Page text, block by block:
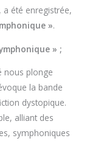
, a été enregistrée,
».
» ;
nous plonge
la bande
dystopique.
alliant des
symphoniques